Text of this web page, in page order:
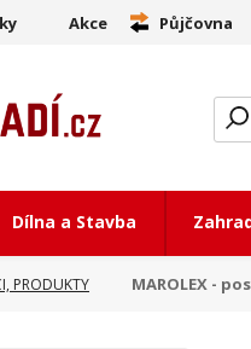
Akce Půjčovna
Dílna a Stavba
PRODUKTY MAROLEX -